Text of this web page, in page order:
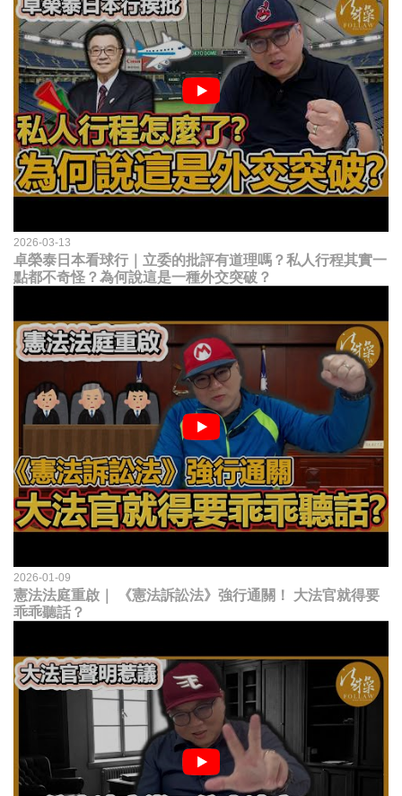
2026-03-13
卓榮泰日本看球行｜立委的批評有道理嗎？私人行程其實一
點都不奇怪？為何說這是一種外交突破？
2026-01-09
憲法法庭重啟｜ 《憲法訴訟法》強行通關！ 大法官就得要
乖乖聽話？